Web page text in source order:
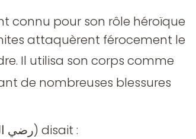
connu pour son rôle héroïque
attaquèrent férocement le
de nombreuses blessures
À propos de Talha, Abu Bakr As-Siddiq (رضي الله عنه) disait :